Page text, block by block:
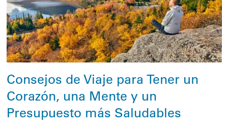
Consejos de Viaje para Tener un
Corazón, una Mente y un
Presupuesto más Saludables